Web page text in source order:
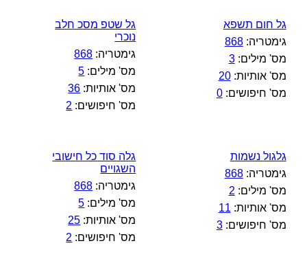
גל חום תשפא
גימטריה:868
מס' מילים:3
מס' אותיות:20
מס' חיפושים:0
גל שטפ מסכ חלב
נוכרי
גימטריה: 868
מס' מילים: 5
מס' אותיות: 36
מס' חיפושים: 2
גלגול נשמות
גימטריה:868
מס' מילים: 2
מס' אותיות: 11
מס' חיפושים:3
גלה סוד כל חישובי
השגויים
גימטריה: 868
מס' מילים: 5
מס' אותיות: 25
מס' חיפושים: 2